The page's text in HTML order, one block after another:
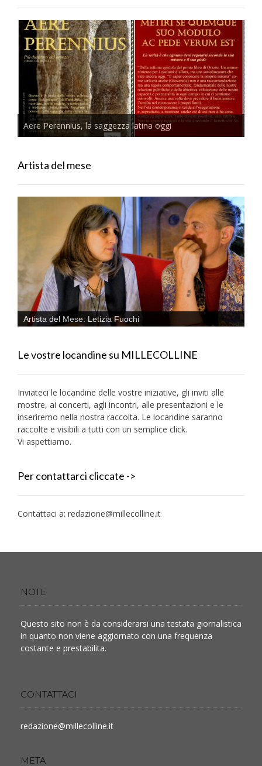
Aere Perennius, la saggezza latina oggi
Artista del mese
Artista del Mese: Letizia Fuochi
Le vostre locandine su MILLECOLLINE
Inviateci le locandine delle vostre iniziative, gli inviti alle
mostre, ai concerti, agli incontri, alle presentazioni e le
inseriremo nella nostra raccolta. Le locandine saranno
raccolte e visibili a tutti con un semplice click.
Vi aspettiamo.
Per contattarci cliccate ->
Contattaci a: redazione@millecolline.it
NOTE
Questo sito non è da considerarsi una testata giornalistica
in quanto non viene aggiornato con una frequenza
costante e prestabilita.
CONTATTACI
redazione@millecolline.it
META